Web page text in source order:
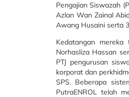
Pengajian Siswazah
Azlan Wan Zainal
Awang Husaini serta
Kedatangan
Norhasliza Hassan
PTJ pengurusan
korporat dan
SPS. Beberapa
PutraENROL telah